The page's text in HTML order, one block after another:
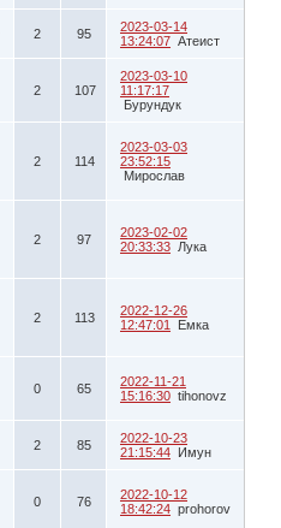
2 95
2023-03-14
13:24:07 Атеист
2 107
2023-03-10
11:17:17
Бурундук
2 114
2023-03-03
23:52:15
Мирослав
2 97
2023-02-02
20:33:33 Лука
2 113
2022-12-26
12:47:01
Емка
0 65
2022-11-21
15:16:30 tihonovz
2 85
2022-10-23
21:15:44 Имун
0 76
2022-10-12
18:42:24 prohorov